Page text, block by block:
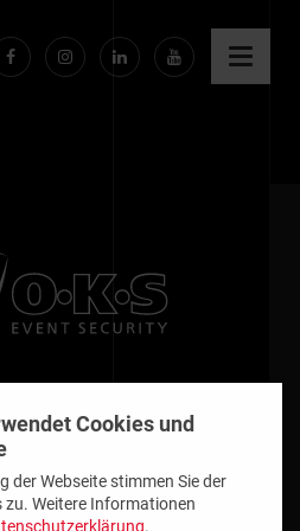
FacebookInstagramLinkedinYouTube
Cookies und
der Webseite stimmen Sie der
Weitere Informationen
.